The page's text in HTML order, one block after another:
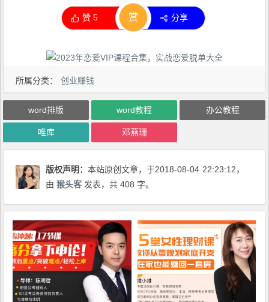
赞5 赏 分享
所属分类： 创业赚钱
word排版 word教程 办公教程
唯库 邓燕珊
版权声明：本站原创文章，于2018-08-04 22:23:12，
由猴头客 发表，共 408 字。